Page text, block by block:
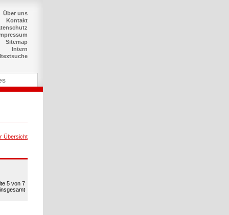
Über uns
Kontakt
Sitemap
Intern
Übersicht
5 von 7